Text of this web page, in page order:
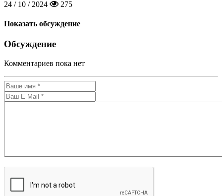
24 / 10 / 2024
275
Показать обсуждение
Обсуждение
Комментариев пока нет